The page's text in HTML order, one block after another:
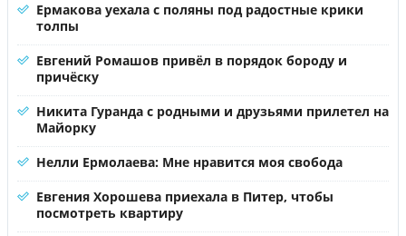
Ермакова уехала с поляны под радостные крики
толпы
Евгений Ромашов привёл в порядок бороду и
причёску
Никита Гуранда с родными и друзьями прилетел на
Майорку
Нелли Ермолаева: Мне нравится моя свобода
Евгения Хорошева приехала в Питер, чтобы
посмотреть квартиру